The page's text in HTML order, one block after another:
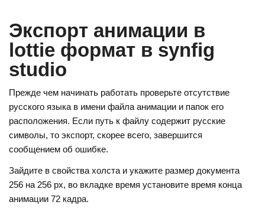
ss
ni
ki
Экспорт анимации в
lottie формат в synfig
studio
Прежде чем начинать работать проверьте отсутствие
русского языка в имени файла анимации и папок его
расположения. Если путь к файлу содержит русские
символы, то экспорт, скорее всего, завершится
сообщением об ошибке.
Зайдите в свойства холста и укажите размер документа
256 на 256 рх, во вкладке время установите время конца
анимации 72 кадра.